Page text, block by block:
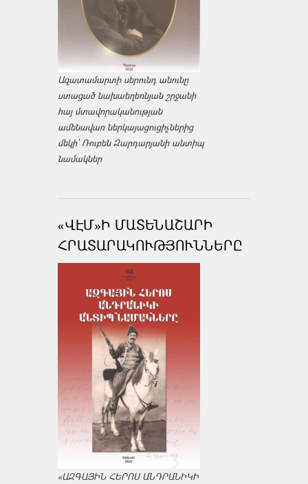
Ազատամարտի սերունդ անունը
ստացած նախաեղեռնյան շրջանի
հայ մտավորականության
ամենավառ ներկայացուցիչներից
մեկի՝ Ռուբեն Զարդարյանի անտիպ
նամակներ
«ՎԷՄ»Ի ՄԱՏԵՆԱՇԱՐԻ
ՀՐԱՏԱՐԱԿՈՒԹՅՈՒՆՆԵՐԸ
«ԱԶԳԱՅԻՆ ՀԵՐՈՍ ԱՆԴՐԱՆԻԿԻ